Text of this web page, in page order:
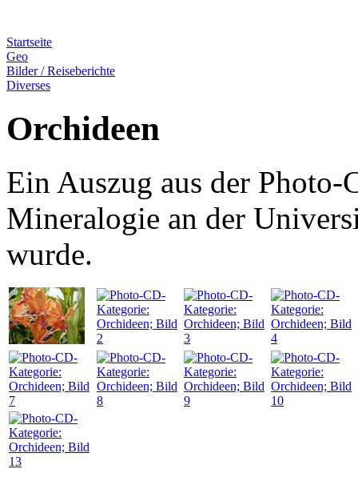
Startseite
Geo
Bilder / Reiseberichte
Diverses
Orchideen
Ein Auszug aus der
Mineralogie an der
wurde.